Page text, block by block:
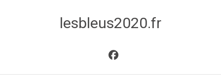
lesbleus2020.fr